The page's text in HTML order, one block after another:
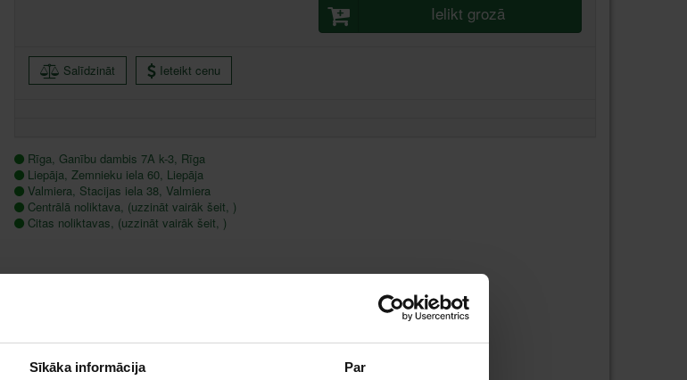
Sīkāka informācija Par
Ielikt grozā
Salīdzināt Ieteikt cenu
Rīga, Ganību dambis 7A k-3, Rīga
Liepāja, Zemnieku iela 60, Liepāja
Valmiera, Stacijas iela 38, Valmiera
Centrālā noliktava, (uzzināt vairāk šeit, )
Citas noliktavas, (uzzināt vairāk šeit, )